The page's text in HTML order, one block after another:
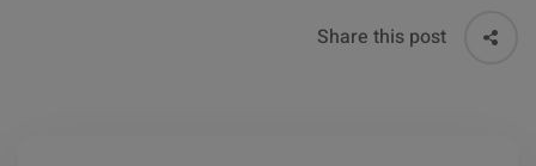
Share this post